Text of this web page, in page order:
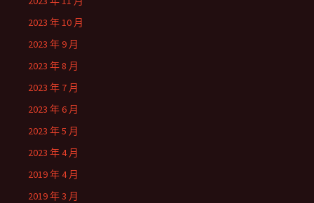
2023 年 10 月
2023 年 9 月
2023 年 8 月
2023 年 7 月
2023 年 6 月
2023 年 5 月
2023 年 4 月
2019 年 4 月
2019 年 3 月